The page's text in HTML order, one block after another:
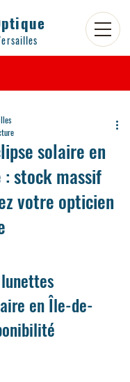
solaire en
stock massif
votre opticien
5.
en Île-de-